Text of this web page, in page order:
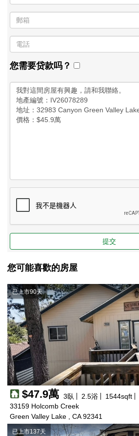
您需要贷款吗？
提交
您可能喜歡的房屋
已上市90天
$47.9萬 3臥 2.5浴 1544sqft
33159 Holcomb Creek
Green Valley Lake , CA 92341
已上市137天